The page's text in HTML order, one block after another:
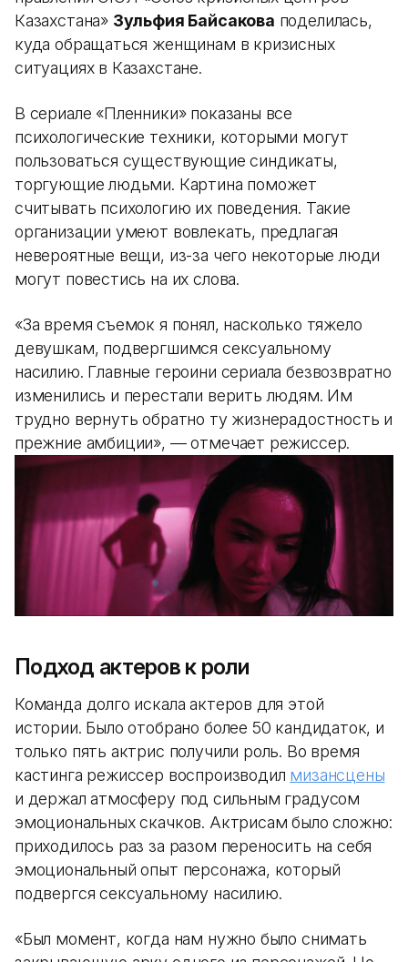
Казахстана» Зульфия Байсакова поделилась,
куда обращаться женщинам в кризисных
ситуациях в Казахстане.
В сериале «Пленники» показаны все
психологические техники, которыми могут
пользоваться существующие синдикаты,
торгующие людьми. Картина поможет
считывать психологию их поведения. Такие
организации умеют вовлекать, предлагая
невероятные вещи, из-за чего некоторые люди
могут повестись на их слова.
«За время съемок я понял, насколько тяжело
девушкам, подвергшимся сексуальному
насилию. Главные героини сериала безвозвратно
изменились и перестали верить людям. Им
трудно вернуть обратно ту жизнерадостность и
прежние амбиции», — отмечает режиссер.
Подход актеров к роли
Команда долго искала актеров для этой
истории. Было отобрано более 50 кандидаток, и
только пять актрис получили роль. Во время
кастинга режиссер воспроизводил мизансцены
и держал атмосферу под сильным градусом
эмоциональных скачков. Актрисам было сложно:
приходилось раз за разом переносить на себя
эмоциональный опыт персонажа, который
подвергся сексуальному насилию.
«Был момент, когда нам нужно было снимать